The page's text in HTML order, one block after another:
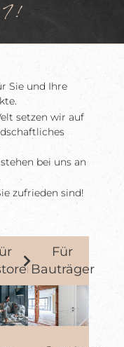
Sie und Ihre
setzen wir auf
bei uns an
zufrieden sind!
Für
Bauträger